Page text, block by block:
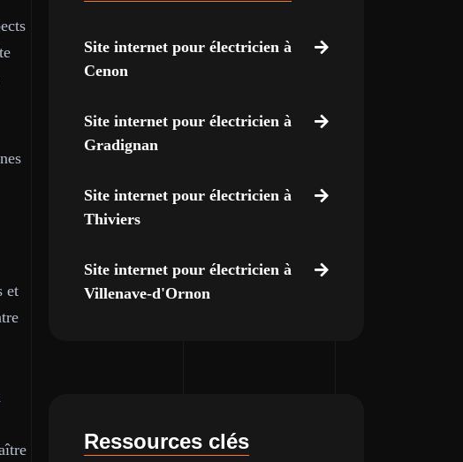
et
Site internet pour électricien à
Cenon
Site internet pour électricien à
Gradignan
Site internet pour électricien à
Thiviers
Site internet pour électricien à
Villenave-d'Ornon
Ressources clés